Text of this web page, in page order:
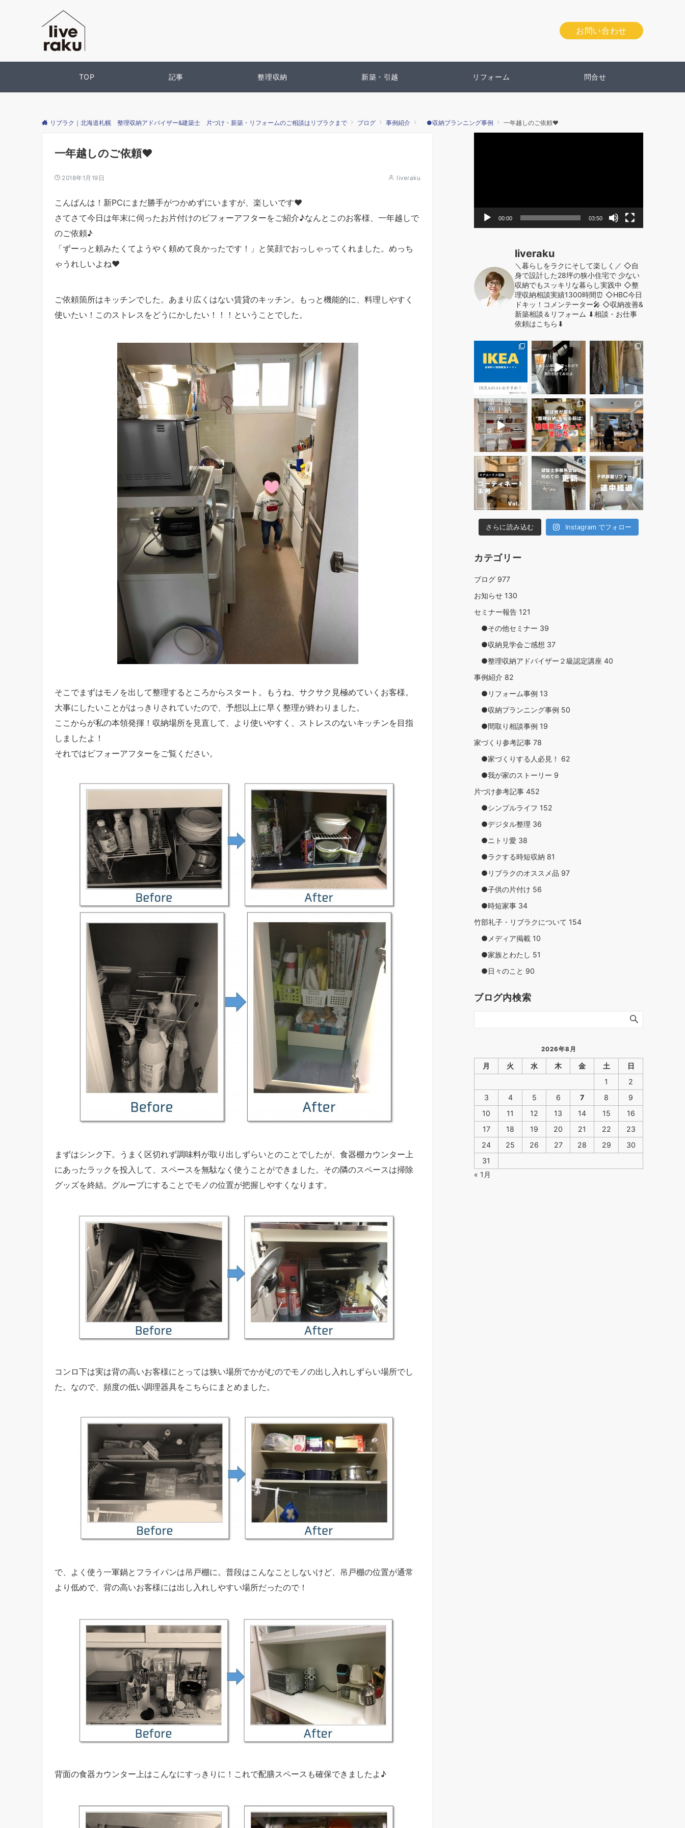
お問い合わせ
TOP 記事 整理収納 新築・引越 リフォーム 問合せ
リブラク｜北海道札幌 整理収納アドバイザー&建築士 片づけ・新築・リフォームのご相談はリブラクまで ブログ 事例紹介 ●収納プランニング事例 一年越しのご依頼♥
一年越しのご依頼♥
2018年1月19日 liveraku
こんばんは！新PCにまだ勝手がつかめずにいますが、楽しいです♥
さてさて今日は年末に伺ったお片付けのビフォーアフターをご紹介♪なんとこのお客様、一年越しで
のご依頼♪
「ずーっと頼みたくてようやく頼めて良かったです！」と笑顔でおっしゃってくれました。めっち
ゃうれしいよね♥
ご依頼箇所はキッチンでした。あまり広くはない賃貸のキッチン。もっと機能的に、料理しやすく
使いたい！このストレスをどうにかしたい！！！ということでした。
そこでまずはモノを出して整理するところからスタート。もうね、サクサク見極めていくお客様。
大事にしたいことがはっきりされていたので、予想以上に早く整理が終わりました。
ここからが私の本領発揮！収納場所を見直して、より使いやすく、ストレスのないキッチンを目指
しましたよ！
それではビフォーアフターをご覧ください。
まずはシンク下。うまく区切れず調味料が取り出しずらいとのことでしたが、食器棚カウンター上
にあったラックを投入して、スペースを無駄なく使うことができました。その隣のスペースは掃除
グッズを終結。グループにすることでモノの位置が把握しやすくなります。
コンロ下は実は背の高いお客様にとっては狭い場所でかがむのでモノの出し入れしずらい場所でし
た。なので、頻度の低い調理器具をこちらにまとめました。
で、よく使う一軍鍋とフライパンは吊戸棚に。普段はこんなことしないけど、吊戸棚の位置が通常
より低めで、背の高いお客様には出し入れしやすい場所だったので！
背面の食器カウンター上はこんなにすっきりに！これで配膳スペースも確保できましたよ♪
00:00 03:50
liveraku
＼暮らしをラクにそして楽しく／ ◇自
身で設計した28坪の狭小住宅で 少ない
収納でもスッキリな暮らし実践中 ◇整
理収納相談実績1300時間⏰ ◇HBC今日
ドキッ！コメンテーター🎤 ◇収納改善&
新築相談＆リフォーム ⬇︎相談・お仕事
依頼はこちら⬇︎
さらに読み込む Instagram でフォロー
カテゴリー
ブログ 977
お知らせ 130
セミナー報告 121
●その他セミナー 39
●収納見学会ご感想 37
●整理収納アドバイザー２級認定講座 40
事例紹介 82
●リフォーム事例 13
●収納プランニング事例 50
●間取り相談事例 19
家づくり参考記事 78
●家づくりする人必見！ 62
●我が家のストーリー 9
片づけ参考記事 452
●シンプルライフ 152
●デジタル整理 36
●ニトリ愛 38
●ラクする時短収納 81
●リブラクのオススメ品 97
●子供の片付け 56
●時短家事 34
竹部礼子・リブラクについて 154
●メディア掲載 10
●家族とわたし 51
●日々のこと 90
ブログ内検索
2026年8月
月 火 水 木 金 土
日
1
2
3
4 5 6 7 8
9
10
11 12 13 14 15
16
17
18 19 20 21 22
23
24
25 26 27 28 29
30
31
« 1月